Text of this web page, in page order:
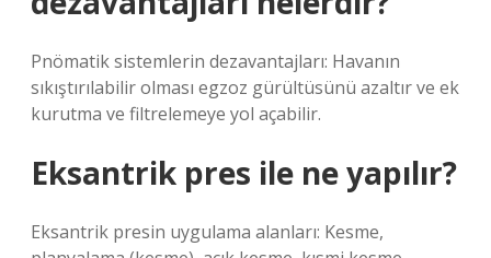
Pnömatik sistemlerin dezavantajları: Havanın
sıkıştırılabilir olması egzoz gürültüsünü azaltır ve ek
kurutma ve filtrelemeye yol açabilir.
Eksantrik pres ile ne yapılır?
Eksantrik presin uygulama alanları: Kesme,